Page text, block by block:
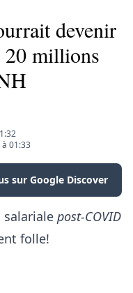
devenir
20 millions
01:33
sur Google Discover
salariale post-COVID
folle!